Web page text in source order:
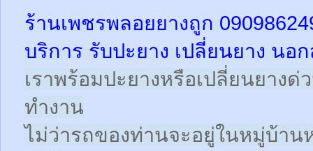
ร้านเพชรพลอยยางถูก
บริการ รับปะยาง เปลี่ยนยาง น
เราพร้อมปะยางหรือเปลี่ยนยาง
ทำงาน
ไม่ว่ารถของท่านจะอยู่ในหมู่บ้า